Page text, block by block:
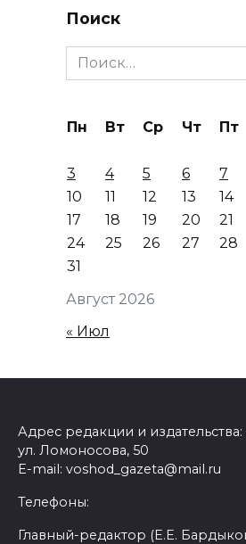
Поиск
Search
for:
Август 2026
Пн Вт Ср Чт Пт
3
4 5 6 7
10
11 12 13 14
17
18 19 20 21
24
25 26 27 28
31
« Июл
Адрес редакции и издательства:
ул. Ломоносова, 50
E-mail: voshod_gazeta@mail.ru
Телефоны:
Главный-редактор (Е.Е.